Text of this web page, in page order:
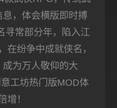
，体会横版即时搏
寻常部分年，陷入江
在纷争中成就侠名，
为万人敬仰的大
工坊热门版MOD体
增！